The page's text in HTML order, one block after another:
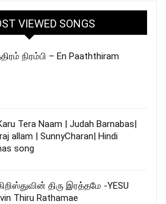
VIEWED SONGS
நிரம்பி – En Paaththiram
Tera Naam | Judah Barnabas|
allam | SunnyCharan| Hindi
song
திரு இரத்தமே -YESU
Thiru Rathamae